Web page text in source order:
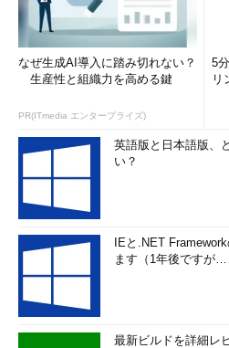
なぜ生成AI導入に踏み切れない？
生産性と組織力を高める鍵
PR(ITmedia エンタープライズ)
5
リ
英語版と日本語版、
い？
IEと.NET
ます（1年後ですが
最新ビルドを詳細レ